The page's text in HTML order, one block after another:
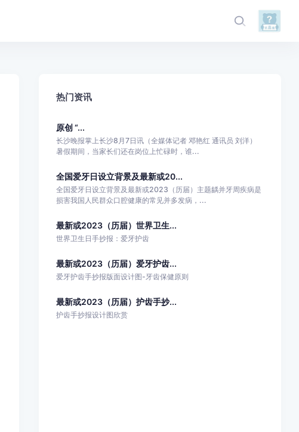
热门资讯
原创 “...
长沙晚报掌上长沙8月7日讯（全媒体记者 邓艳红 通讯员 刘洋）
暑假期间，当家长们还在岗位上忙碌时，谁...
全国爱牙日设立背景及最新或20...
全国爱牙日设立背景及最新或2023（历届）主题龋并牙周疾病是
损害我国人民群众口腔健康的常见并多发病，...
最新或2023（历届）世界卫生...
世界卫生日手抄报：爱牙护齿
最新或2023（历届）爱牙护齿...
爱牙护齿手抄报版面设计图-牙齿保健原则
最新或2023（历届）护齿手抄...
护齿手抄报设计图欣赏